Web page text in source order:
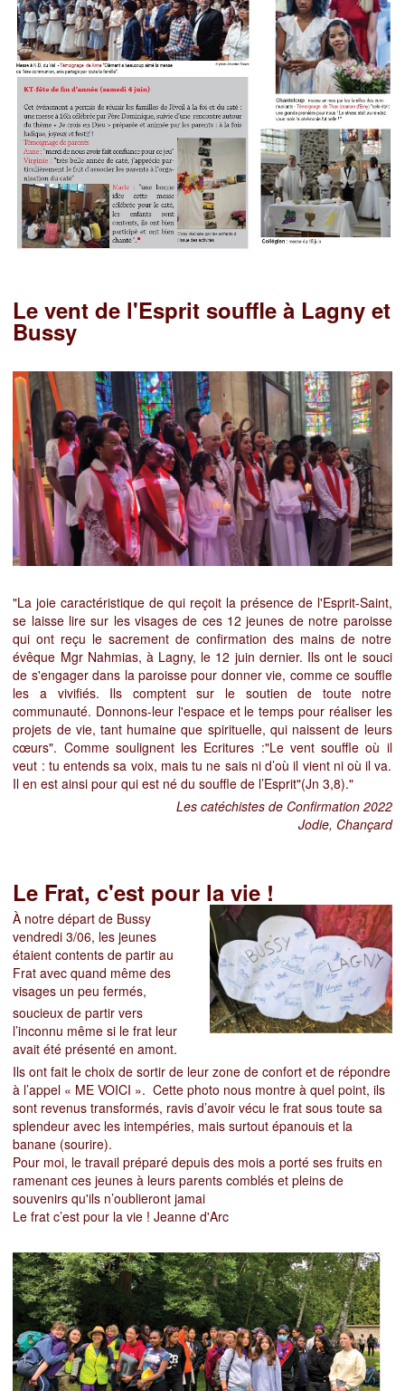
Le vent de l'Esprit souffle à Lagny et
Bussy
"La joie caractéristique de qui reçoit la présence de l'Esprit-Saint,
se laisse lire sur les visages de ces 12 jeunes de notre paroisse
qui ont reçu le sacrement de confirmation des mains de notre
évêque Mgr Nahmias, à Lagny, le 12 juin dernier. Ils ont le souci
de s'engager dans la paroisse pour donner vie, comme ce souffle
les a vivifiés. Ils comptent sur le soutien de toute notre
communauté. Donnons-leur l'espace et le temps pour réaliser les
projets de vie, tant humaine que spirituelle, qui naissent de leurs
cœurs". Comme soulignent les Ecritures :"Le vent souffle où il
veut : tu entends sa voix, mais tu ne sais ni d’où il vient ni où il va.
Il en est ainsi pour qui est né du souffle de l’Esprit"(Jn 3,8)."
Les catéchistes de Confirmation 2022
Jodie, Chançard
Le Frat, c'est pour la vie !
À notre départ de Bussy
vendredi 3/06, les jeunes
étaient contents de partir au
Frat avec quand même des
visages un peu fermés,
soucieux de partirvers
l’inconnu même si le frat leur
avait été présenté en amont.
Ils ont fait le choix de sortir de leur zone de confort et de répondre
à l’appel « ME VOICI ». Cette photo nous montre à quel point, ils
sont revenus transformés, ravis d’avoir vécu le frat sous toute sa
splendeur avec les intempéries, mais surtout épanouis et la
banane (sourire).
Pour moi, le travail préparé depuis des mois a porté ses fruits en
ramenant ces jeunes à leurs parents comblés et pleins de
souvenirs qu'ils n’oublieront jamai
Le frat c’est pour la vie !Jeanne d'Arc